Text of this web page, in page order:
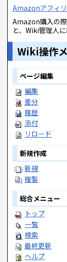
Amazonアフィ
Amazon購入の
と、Wiki管理人
Wiki操作
ページ編集
編集
差分
履歴
添付
リロード
新規作成
新規
複製
総合メニュー
トップ
一覧
検索
最終更新
ヘルプ